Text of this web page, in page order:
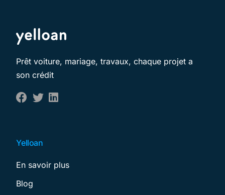
Prêt voiture, mariage, travaux, chaque projet a
son crédit
Yelloan
En savoir plus
Blog